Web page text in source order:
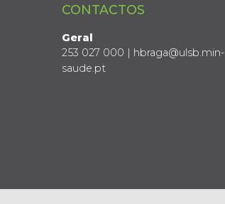
CONTACTOS
Geral
253 027 000 | hbraga@ulsb.min-
saude.pt